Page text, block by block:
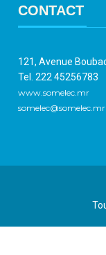
CONTACT
121, Avenue
Tel. 222 45256783
www.somelec.mr
somelec@somelec.mr